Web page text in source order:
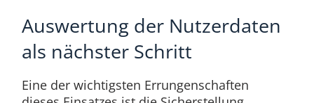
Auswertung der Nutzerdaten
als nächster Schritt
Eine der wichtigsten Errungenschaften